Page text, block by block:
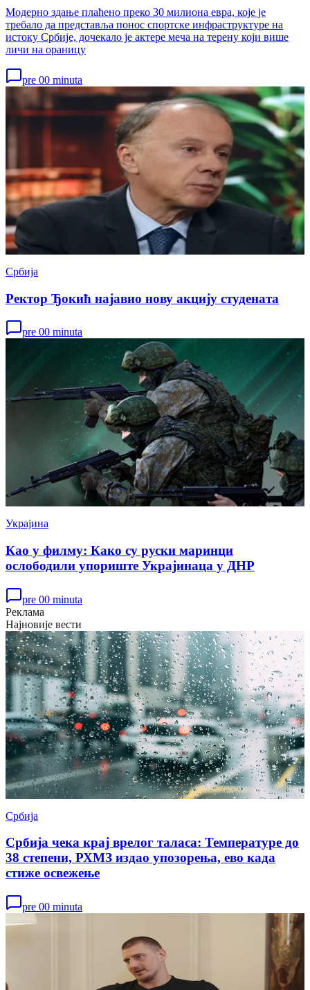
Модерно здање плаћено преко 30 милиона евра, које је
требало да представља понос спортске инфраструктуре на
истоку Србије, дочекало је актере меча на терену који више
личи на ораницу
pre 00 minuta
Србија
Ректор Ђокић најавио нову акцију студената
pre 00 minuta
Украјина
Као у филму: Како су руски маринци
ослободили упориште Украјинаца у ДНР
pre 00 minuta
Реклама
Најновије вести
Србија
Србија чека крај врелог таласа: Температуре до
38 степени, РХМЗ издао упозорења, ево када
стиже освежење
pre 00 minuta